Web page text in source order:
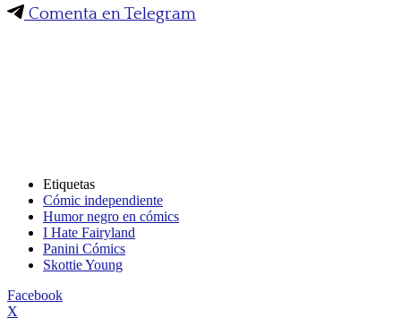
Comenta en Telegram
Etiquetas
Cómic independiente
Humor negro en cómics
I Hate Fairyland
Panini Cómics
Skottie Young
Facebook
X